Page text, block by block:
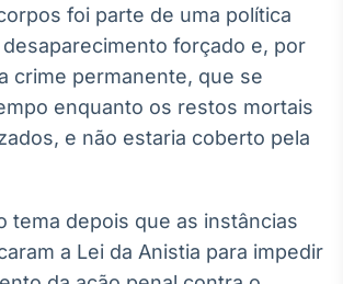
Componentes
para conteúdos e
Broadcast
dados para
displays e telas
foi parte de uma política
forçado e, por
crime permanente, que se
enquanto os restos mortais
e não estaria coberto pela
tema depois que as instâncias
a Lei da Anistia para impedir